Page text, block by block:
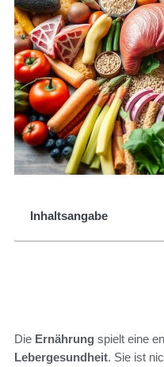
Inhaltsangabe
Die Ernährung spielt eine
Lebergesundheit. Sie ist